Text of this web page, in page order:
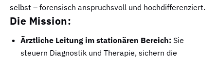
selbst – forensisch anspruchsvoll und hochdifferenziert.
Die Mission:
Ärztliche Leitung im stationären Bereich: Sie
steuern Diagnostik und Therapie, sichern die